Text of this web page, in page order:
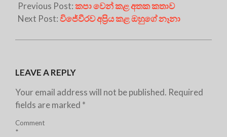
Previous Post:කපා වෙන් කළ අතක කතාව
Next Post:විජේවීරව අප්‍රිය කළ ඔහුගේ නෑනා
LEAVE A REPLY
Your email address will not be published. Required
fields are marked *
Comment
*